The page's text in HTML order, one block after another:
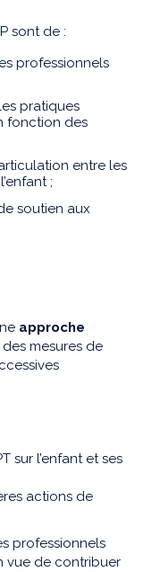
sont de :
professionnels
pratiques
fonction des
entre les
;
soutien aux
approche
mesures de
sur l’enfant et ses
actions de
professionnels
vue de contribuer